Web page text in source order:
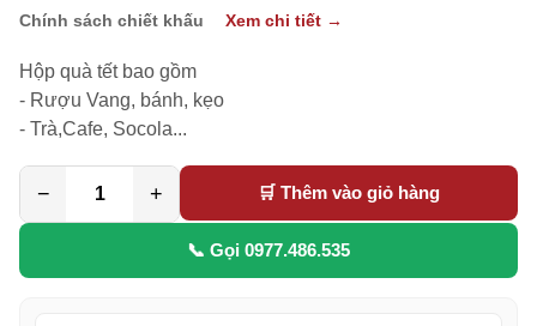
Chính sách chiết khấu
Xem chi tiết →
Hộp quà tết bao gồm
- Rượu Vang, bánh, kẹo
- Trà,Cafe, Socola...
− + 🛒 Thêm vào giỏ hàng
📞 Gọi 0977.486.535